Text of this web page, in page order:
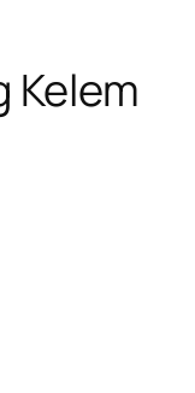
Kelem